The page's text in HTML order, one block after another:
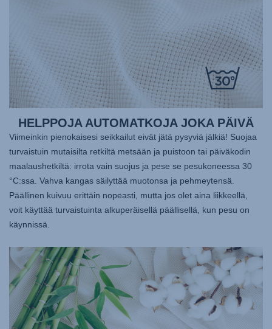
HELPPOJA AUTOMATKOJA JOKA PÄIVÄ
Viimeinkin pienokaisesi seikkailut eivät jätä pysyviä jälkiä! Suojaa
turvaistuin mutaisilta retkiltä metsään ja puistoon tai päiväkodin
maalaushetkiltä: irrota vain suojus ja pese se pesukoneessa 30
°C:ssa. Vahva kangas säilyttää muotonsa ja pehmeytensä.
Päällinen kuivuu erittäin nopeasti, mutta jos olet aina liikkeellä,
voit käyttää turvaistuinta alkuperäisellä päällisellä, kun pesu on
käynnissä.